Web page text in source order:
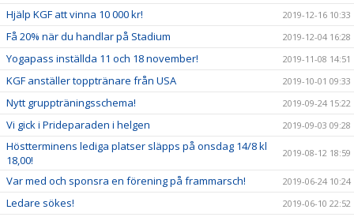
Hjälp KGF att vinna 10 000 kr! 2019-12-16 10:33
Få 20% när du handlar på Stadium 2019-12-04 16:28
Yogapass inställda 11 och 18 november! 2019-11-08 14:51
KGF anställer topptränare från USA 2019-10-01 09:33
Nytt gruppträningsschema! 2019-09-24 15:22
Vi gick i Prideparaden i helgen 2019-09-03 09:28
Höstterminens lediga platser släpps på onsdag 14/8 kl
18,00!
2019-08-12 18:59
Var med och sponsra en förening på frammarsch! 2019-06-24 10:24
Ledare sökes! 2019-06-10 22:52